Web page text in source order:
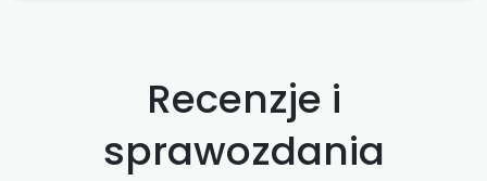
Recenzje i
sprawozdania